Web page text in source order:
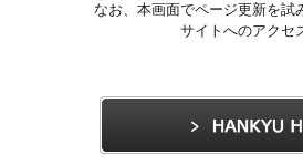
なお、本画面でページ更新を
サイトへのアクセ